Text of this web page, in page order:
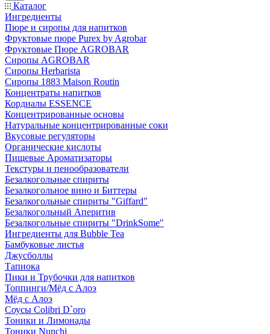
Каталог
Ингредиенты
Пюре и сиропы для напитков
Фруктовые пюре Purex by Agrobar
Фруктовые Пюре AGROBAR
Сиропы AGROBAR
Сиропы Herbarista
Сиропы 1883 Maison Routin
Концентраты напитков
Кордиалы ESSENCE
Концентрированные основы
Натуральные концентрированные соки
Вкусовые регуляторы
Органические кислоты
Пищевые Ароматизаторы
Текстуры и пенообразователи
Безалкогольные спириты
Безалкогольное вино и Биттеры
Безалкогольные спириты "Giffard"
Безалкогольный Аперитив
Безалкогольные спириты "DrinkSome"
Ингредиенты для Bubble Tea
Бамбуковые листья
Джусболлы
Тапиока
Пики и Трубочки для напитков
Топпинги/Мёд с Алоэ
Мёд с Алоэ
Соусы Colibri D`oro
Тоники и Лимонады
Тоники Nunchi